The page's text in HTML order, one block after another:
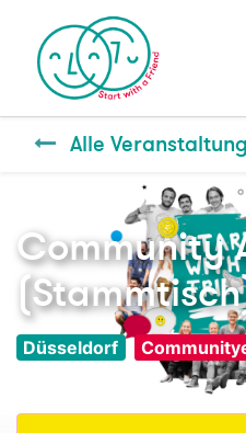
Alle
Community
Düsseldorf